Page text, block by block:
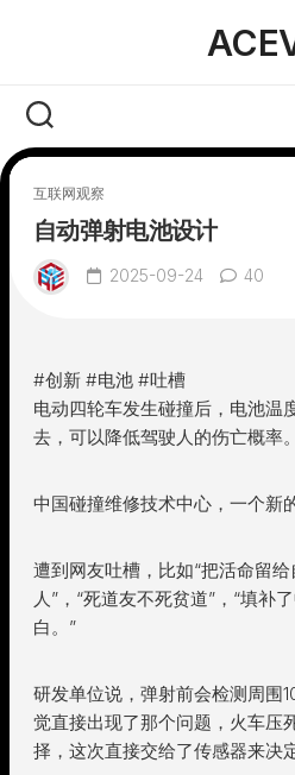
互联网观察
自动弹射电池设计
2025-09-24 40
#创新 #电池 #吐槽
电动四轮车发生碰撞后，电池温
去，可以降低驾驶人的伤亡概率。
中国碰撞维修技术中心，一个新
遭到网友吐槽，比如“把活命留
人”，“死道友不死贫道”，“填补
白。”
研发单位说，弹射前会检测周围
觉直接出现了那个问题，火车压
择，这次直接交给了传感器来决定